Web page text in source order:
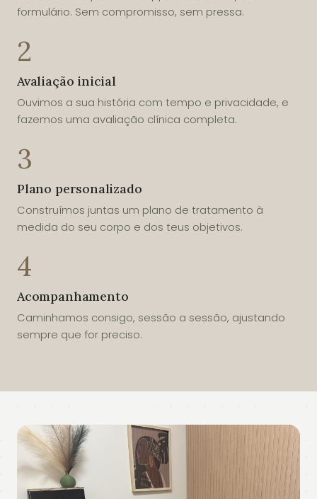
formulário. Sem compromisso, sem pressa.
2
Avaliação inicial
Ouvimos a sua história com tempo e privacidade, e
fazemos uma avaliação clínica completa.
3
Plano personalizado
Construímos juntas um plano de tratamento à
medida do seu corpo e dos teus objetivos.
4
Acompanhamento
Caminhamos consigo, sessão a sessão, ajustando
sempre que for preciso.